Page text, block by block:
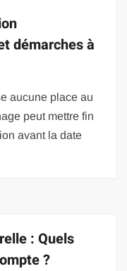
démarches à
aucune place au
peut mettre fin
avant la date
: Quels
?